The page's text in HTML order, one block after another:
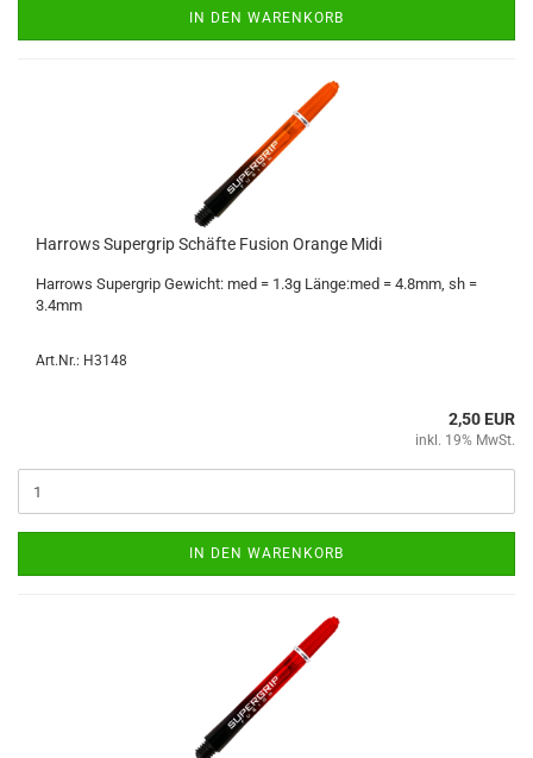
IN DEN WARENKORB
Har­rows Su­per­grip Schäf­te Fu­si­on Oran­ge Midi
Har­rows Su­per­grip Ge­wicht: med = 1.3g Länge:med = 4.8mm, sh =
3.4mm
Art.Nr.: H3148
2,50 EUR
inkl. 19% MwSt.
IN DEN WARENKORB